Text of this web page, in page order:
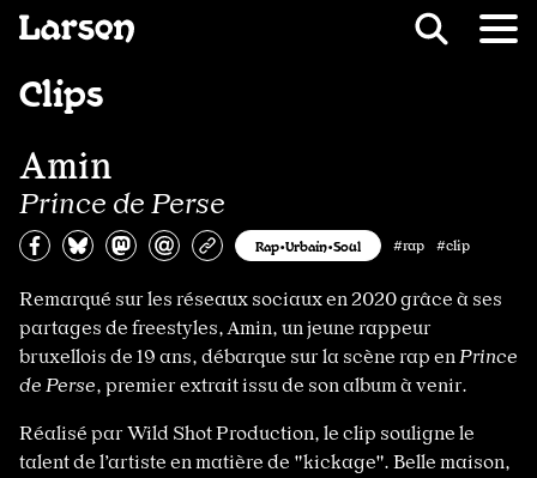
Fil d’ariane
Clips
Amin
Prince de Perse
Partagez sur Facebook
Partager sur Bluesky
Partager sur Mastodon
Partagez par e-mail
Copiez l’url
Rap•Urbain•Soul #rap #clip
Remarqué sur les réseaux sociaux en 2020 grâce à ses
partages de freestyles, Amin, un jeune rappeur
bruxellois de 19 ans, débarque sur la scène rap enPrince
de Perse, premier extrait issu de son album à venir.
Réalisé par Wild Shot Production, le clip souligne le
talent de l’artiste en matière de "kickage". Belle maison,